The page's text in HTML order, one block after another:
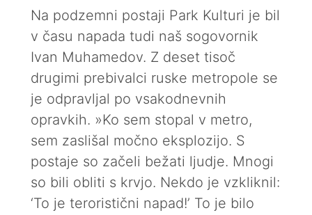
Na podzemni postaji Park Kulturi je bil
v času napada tudi naš sogovornik
Ivan Muhamedov. Z deset tisoč
drugimi prebivalci ruske metropole se
je odpravljal po vsakodnevnih
opravkih. »Ko sem stopal v metro,
sem zaslišal močno eksplozijo. S
postaje so začeli bežati ljudje. Mnogi
so bili obliti s krvjo. Nekdo je vzkliknil:
‘To je teroristični napad!’ To je bilo